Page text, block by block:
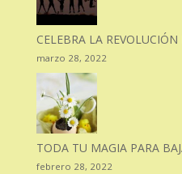
CELEBRA LA
marzo 28, 2022
TODA TU MAGIA PARA
febrero 28, 2022